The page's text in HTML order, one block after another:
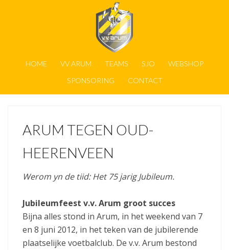
HOME VV ARUM TEAMS SJO
WEBSHOP
SPONSORING
CONTACT
ARUM TEGEN OUD-
HEERENVEEN
Werom yn de tiid: Het 75 jarig Jubileum.
Jubileumfeest v.v. Arum groot succes
Bijna alles stond in Arum, in het weekend van 7
en 8 juni 2012, in het teken van de jubilerende
plaatselijke voetbalclub. De v.v. Arum bestond